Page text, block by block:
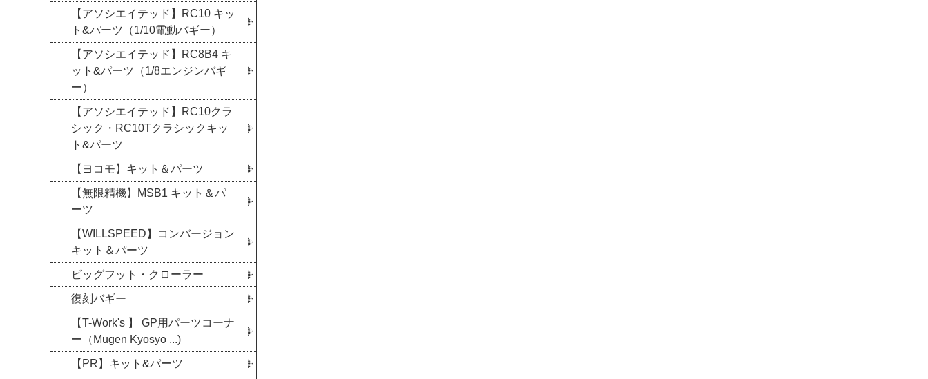
【アソシエイテッド】RC10 キッ
ト&パーツ（1/10電動バギー）
【アソシエイテッド】RC8B4 キ
ット&パーツ（1/8エンジンバギ
ー）
【アソシエイテッド】RC10クラ
シック・RC10Tクラシックキッ
ト&パーツ
【ヨコモ】キット＆パーツ
【無限精機】MSB1 キット＆パ
ーツ
【WILLSPEED】コンバージョン
キット＆パーツ
ビッグフット・クローラー
復刻バギー
【T-Work's 】 GP用パーツコーナ
ー（Mugen Kyosyo ...)
【PR】キット&パーツ